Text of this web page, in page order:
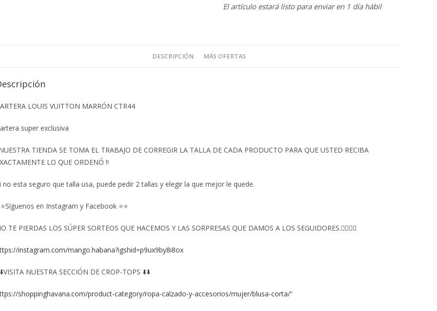
El artículo estará listo para enviar en 1 día hábil
DESCRIPCIÓN MÁS OFERTAS
LOUIS VUITTON MARRÓN CTR44
super exclusiva
TIENDA SE TOMA EL TRABAJO DE CORREGIR LA TALLA DE CADA PRODUCTO PARA QUE USTED RECIBA
LO QUE ORDENÓ ‼️
no esta seguro que talla usa, puede pedir 2 tallas y elegir la que mejor le quede.
en Instagram y Facebook ⭐⭐
TE PIERDAS LOS SÚPER SORTEOS QUE HACEMOS Y LAS SORPRESAS QUE DAMOS A LOS SEGUIDORES.👇🏻👇🏻
instagram.com/mango.habana?igshid=p9ux9by8i8ox
NUESTRA SECCIÓN DE CROP-TOPS ⬇️⬇️
shoppinghavana.com/product-category/ropa-calzado-y-accesorios/mujer/blusa-corta/“